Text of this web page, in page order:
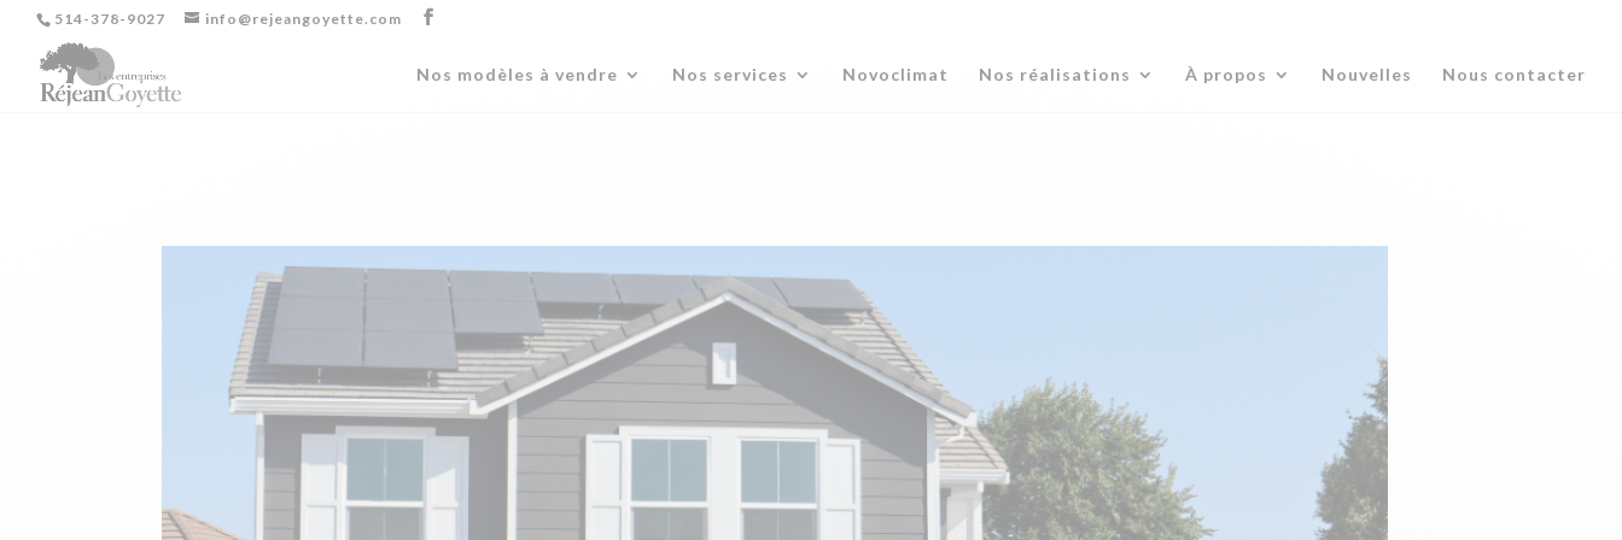
514-378-9027 info@rejeangoyette.com
Nos modèles à vendre Nos services Novoclimat Nos réalisations À propos Nouvelles Nous contacter